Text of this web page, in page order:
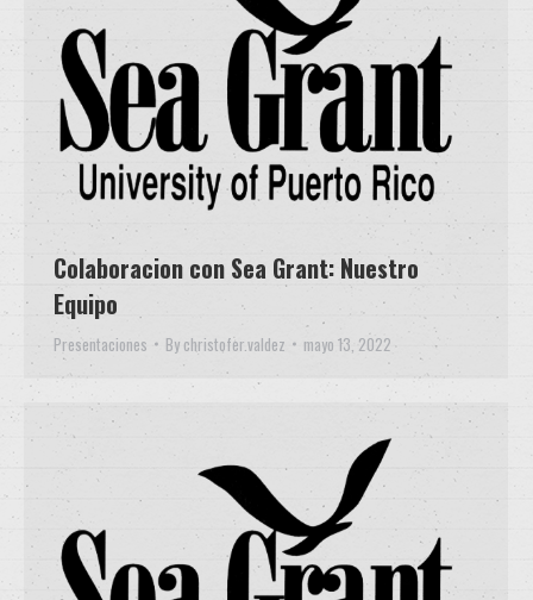
Colaboracion con Sea Grant: Nuestro
Equipo
Presentaciones By christofer.valdez mayo 13, 2022